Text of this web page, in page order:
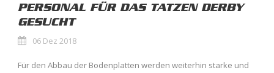
PERSONAL FÜR DAS TATZEN DERBY
GESUCHT
06 Dez 2018
Für den Abbau der Bodenplatten werden weiterhin starke und